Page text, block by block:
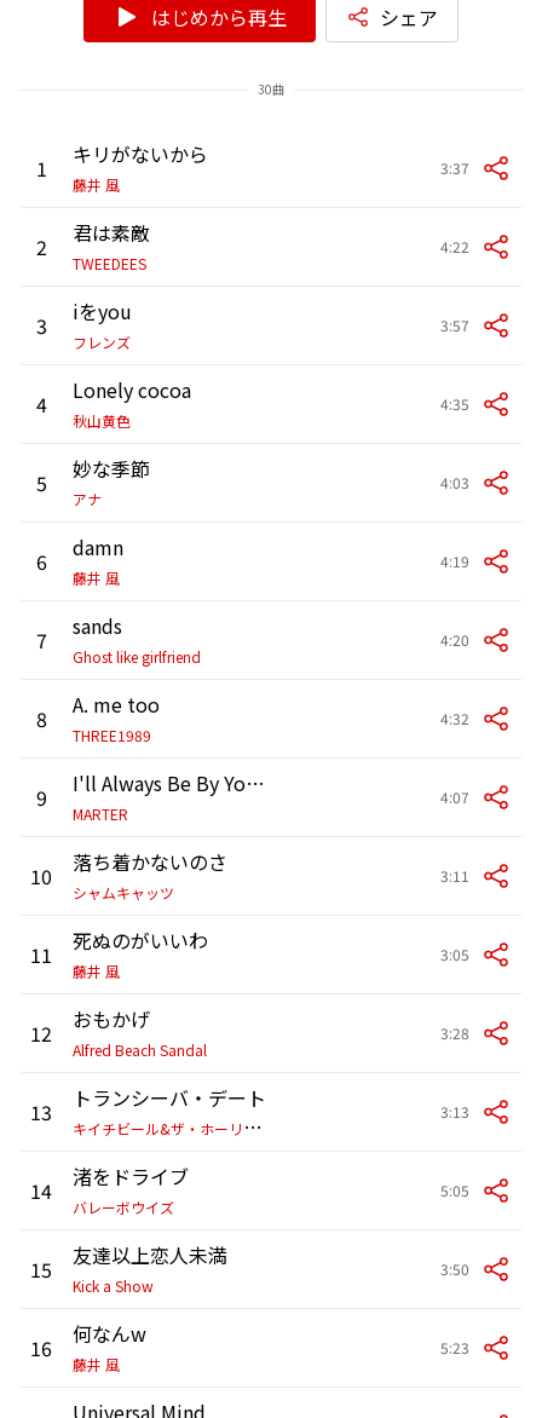
はじめから再生 シェア
30曲
1 キリがないから
藤井 風
3:37
2 君は素敵
TWEEDEES
4:22
3 iをyou
フレンズ
3:57
4 Lonely cocoa
秋山黄色
4:35
5 妙な季節
アナ
4:03
6 damn
藤井 風
4:19
7 sands
Ghost like girlfriend
4:20
8 A. me too
THREE1989
4:32
9 I'll Always Be By Your Side
MARTER
4:07
10 落ち着かないのさ
シャムキャッツ
3:11
11 死ぬのがいいわ
藤井 風
3:05
12 おもかげ
Alfred Beach Sandal
3:28
13
トランシーバ・デート
キ
イチビール&ザ・ホーリーティッツ
3:13
14 渚をドライブ
バレーボウイズ
5:05
15 友達以上恋人未満
Kick a Show
3:50
16 何なんw
藤井 風
5:23
Universal Mind